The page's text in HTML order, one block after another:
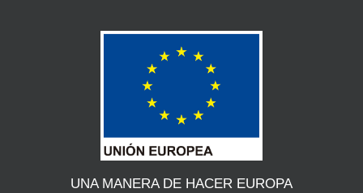
UNA MANERA DE HACER EUROPA